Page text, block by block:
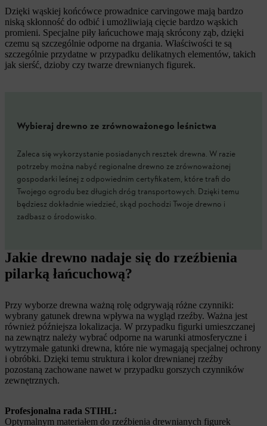
Dzięki wąskiej końcówce prowadnice carvingowe mają bardzo
niską skłonność do odbić i umożliwiają cięcie bardzo wąskich
promieni. Specjalne piły łańcuchowe mają skrócony ząb, dzięki
czemu są szczególnie odporne na drgania. Właściwości te są
szczególnie przydatne w przypadku delikatnych elementów, takich
jak sierść, dzioby czy twarze drewnianych figurek.
Wybieraj drewno ze zrównoważonego leśnictwa
Zaleca się wykorzystanie posiadanych resztek drewna. W razie
potrzeby można nabyć regionalne drewno ze zrównoważonej
gospodarki leśnej z odpowiednim certyfikatem, które trafi do
Twojego ogrodu bez długich dróg transportowych. Dzięki temu
będziesz dokładnie wiedzieć, skąd pochodzi Twoje drewno i
zadbasz o środowisko.
Jakie drewno nadaje się do rzeźbienia
pilarką łańcuchową?
Przy wyborze drewna ważną rolę odgrywają różne czynniki:
wybrany gatunek drewna wpływa na wygląd rzeźby. Ważna jest
również późniejsza lokalizacja. W przypadku figurki umieszczanej
na zewnątrz należy wybrać odporne na warunki atmosferyczne i
wytrzymałe gatunki drewna, które nie wymagają specjalnej ochrony
i obróbki. Dzięki temu struktura i kolor drewnianej rzeźby
pozostaną zachowane nawet w przypadku gorszych czynników
zewnętrznych.
Profesjonalna rada STIHL:
Optymalnym materiałem do rzeźbienia drewnianych figurek